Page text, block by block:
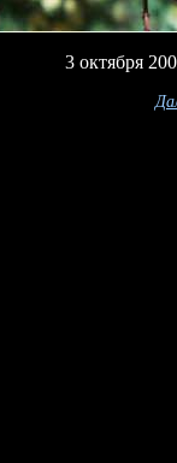
3 октября